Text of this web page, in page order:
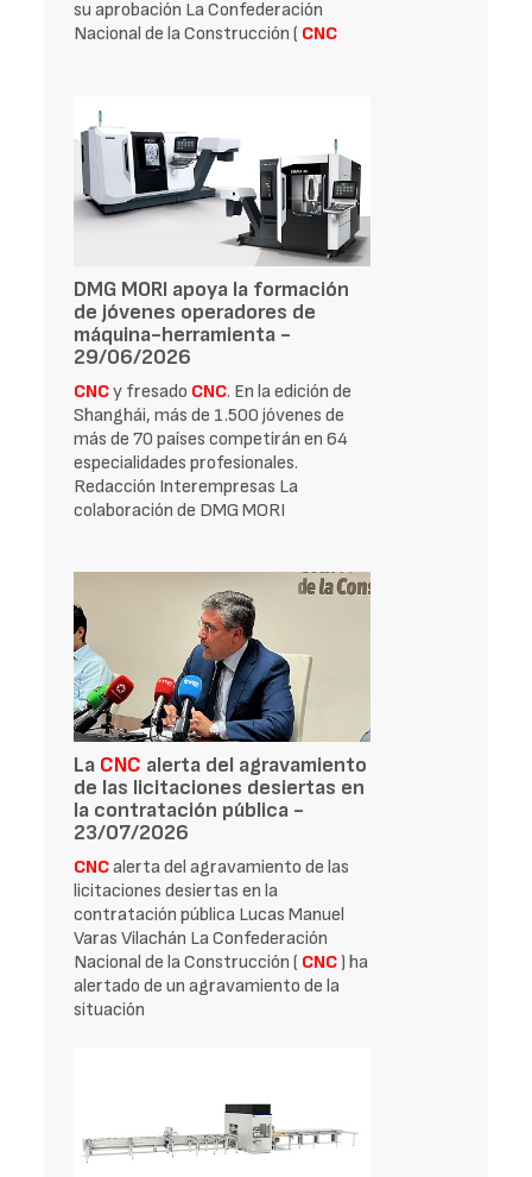
su aprobación La Confederación
Nacional de la Construcción ( CNC
DMG MORI apoya la formación
de jóvenes operadores de
máquina-herramienta -
29/06/2026
CNCy fresado CNC. En la edición de
Shanghái, más de 1.500 jóvenes de
más de 70 países competirán en 64
especialidades profesionales.
Redacción Interempresas La
colaboración de DMG MORI
La CNC alerta del agravamiento
de las licitaciones desiertas en
la contratación pública -
23/07/2026
CNCalerta del agravamiento de las
licitaciones desiertas en la
contratación pública Lucas Manuel
Varas Vilachán La Confederación
Nacional de la Construcción ( CNC) ha
alertado de un agravamiento de la
situación